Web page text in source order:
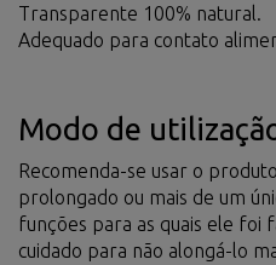
Transparente 100% natural.
Adequado para contato
Modo de
Recomenda-se usar o
prolongado ou mais de um
funções para as quais ele foi
cuidado para não alongá-lo